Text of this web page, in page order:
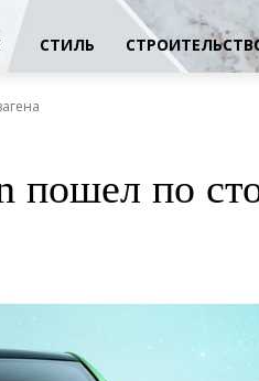
СТИЛЬ
по